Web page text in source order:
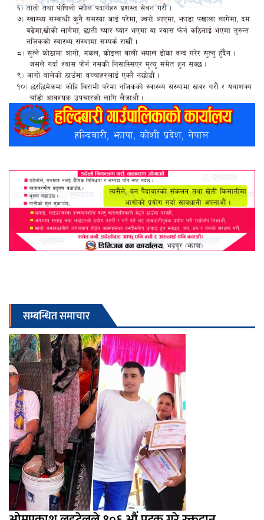
सम्बन्धित समाचार